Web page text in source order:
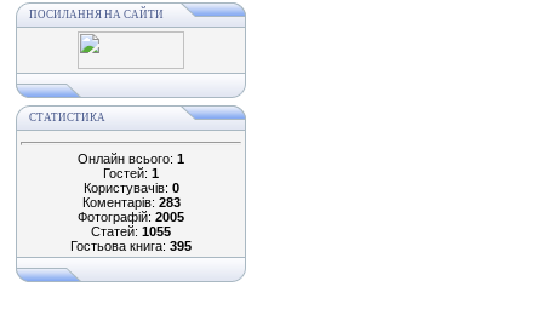
ПОСИЛАННЯ НА САЙТИ
СТАТИСТИКА
Онлайн всього: 1
Гостей: 1
Користувачів: 0
Коментарів: 283
Фотографій: 2005
Статей: 1055
Гостьова книга: 395